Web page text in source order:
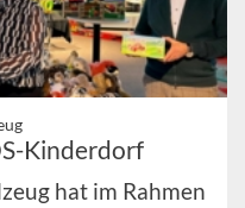
Kinderdorf
hat im Rahmen